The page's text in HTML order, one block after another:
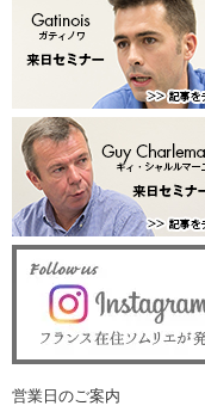
営業日のご案内